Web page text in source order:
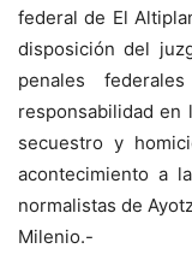
federal de El
disposición del
penales
responsabilidad en
secuestro y
acontecimiento a
normalistas de
Milenio.-